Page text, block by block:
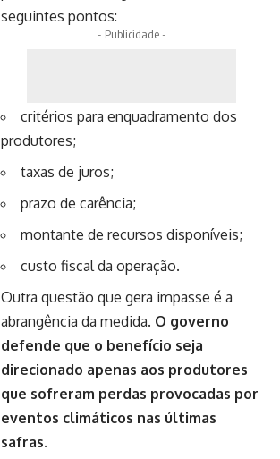
seguintes pontos:
- Publicidade -
critérios para enquadramento dos
produtores;
taxas de juros;
prazo de carência;
montante de recursos disponíveis;
custo fiscal da operação.
Outra questão que gera impasse é a
abrangência da medida. O governo
defende que o benefício seja
direcionado apenas aos produtores
que sofreram perdas provocadas por
eventos climáticos nas últimas
safras.